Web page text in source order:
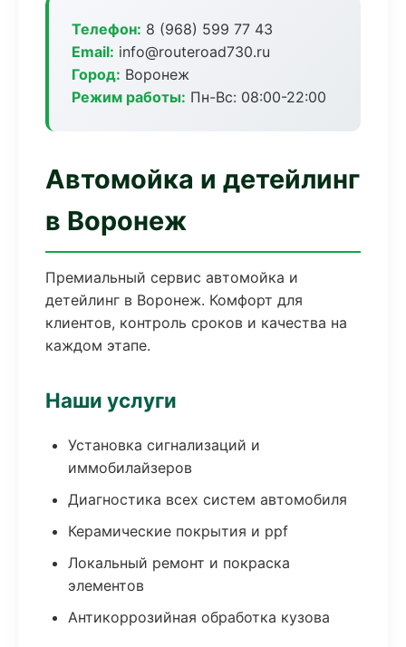
Телефон: 8 (968) 599 77 43
Email: info@routeroad730.ru
Город: Воронеж
Режим работы: Пн-Вс: 08:00-22:00
Автомойка и детейлинг
в Воронеж
Премиальный сервис автомойка и
детейлинг в Воронеж. Комфорт для
клиентов, контроль сроков и качества на
каждом этапе.
Наши услуги
Установка сигнализаций и
иммобилайзеров
Диагностика всех систем автомобиля
Керамические покрытия и ppf
Локальный ремонт и покраска
элементов
Антикоррозийная обработка кузова